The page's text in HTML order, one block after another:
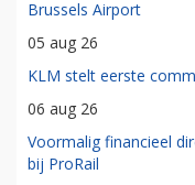
Brussels Airport
05 aug 26
KLM stelt eerste
06 aug 26
Voormalig financieel
bij ProRail